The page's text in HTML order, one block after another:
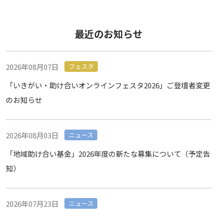
最近のお知らせ
2026年08月07日 フェスタ
「いきがい・助け合いオンラインフェスタ2026」ご登壇者変更
のお知らせ
2026年08月03日 ニュース
「地域助け合い基金」2026年度の新たな募集について（予定告
知）
2026年07月23日 ニュース